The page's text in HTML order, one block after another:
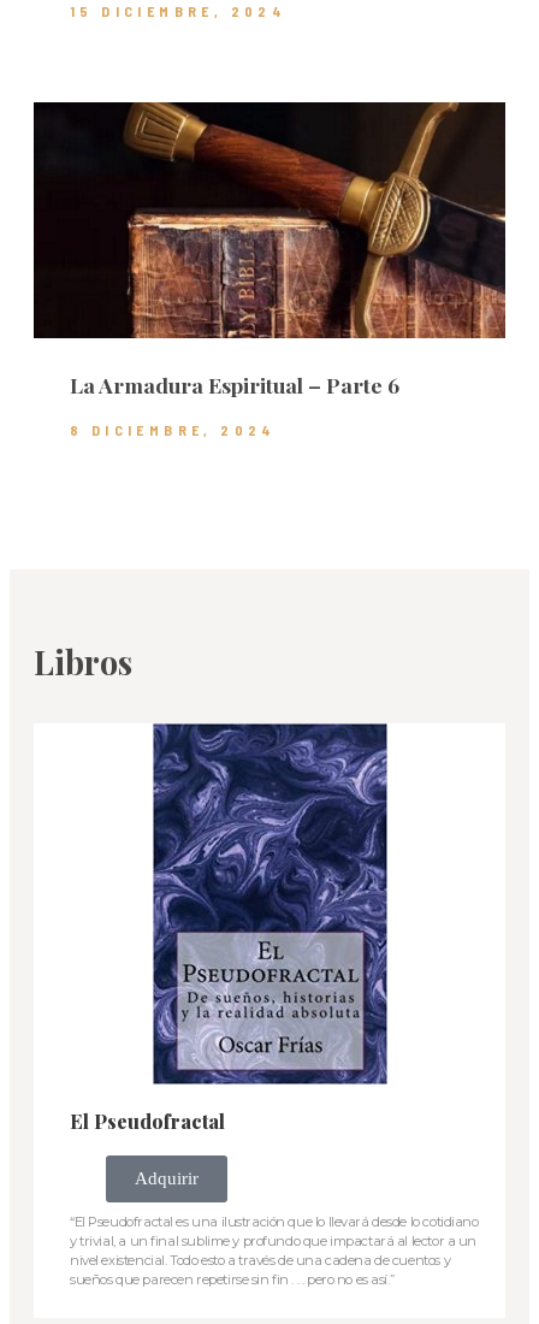
15 DICIEMBRE, 2024
La Armadura Espiritual – Parte 6
8 DICIEMBRE, 2024
Libros
El Pseudofractal
Adquirir
“El Pseudofractal es una ilustración que lo llevará desde lo cotidiano
y trivial, a un final sublime y profundo que impactará al lector a un
nivel existencial. Todo esto a través de una cadena de cuentos y
sueños que parecen repetirse sin fin . . . pero no es así.”